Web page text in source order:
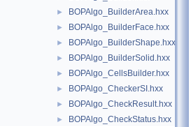
► BOPAlgo_BuilderArea.hxx
► BOPAlgo_BuilderFace.hxx
► BOPAlgo_BuilderShape.hxx
► BOPAlgo_BuilderSolid.hxx
► BOPAlgo_CellsBuilder.hxx
► BOPAlgo_CheckerSI.hxx
► BOPAlgo_CheckResult.hxx
► BOPAlgo_CheckStatus.hxx